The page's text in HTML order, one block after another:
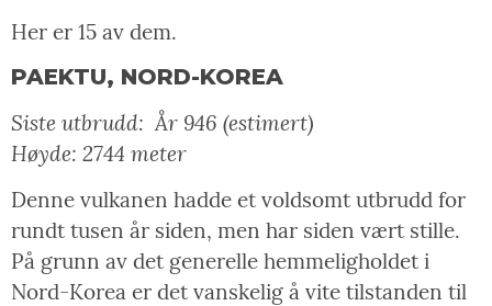
Her er 15 av dem.
PAEKTU, NORD-KOREA
Siste utbrudd: År 946 (estimert)
Høyde: 2744 meter
Denne vulkanen hadde et voldsomt utbrudd for
rundt tusen år siden, men har siden vært stille.
På grunn av det generelle hemmeligholdet i
Nord-Korea er det vanskelig å vite tilstanden til